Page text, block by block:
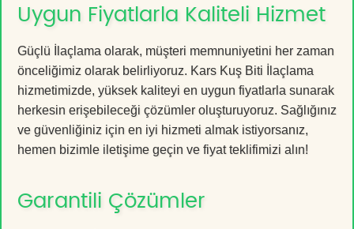
Uygun Fiyatlarla Kaliteli Hizmet
Güçlü İlaçlama olarak, müşteri memnuniyetini her zaman
önceliğimiz olarak belirliyoruz. Kars Kuş Biti İlaçlama
hizmetimizde, yüksek kaliteyi en uygun fiyatlarla sunarak
herkesin erişebileceği çözümler oluşturuyoruz. Sağlığınız
ve güvenliğiniz için en iyi hizmeti almak istiyorsanız,
hemen bizimle iletişime geçin ve fiyat teklifimizi alın!
Garantili Çözümler